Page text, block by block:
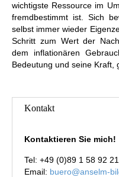
wichtigste Ressource im
fremdbestimmt ist. Sich
selbst immer wieder
Schritt zum Wert der
dem inflationären
Bedeutung und seine Kraft,
Kontakt
Kontaktieren Sie mich!
Tel: +49 (0)89 1 58 92
Email: buero@anselm-